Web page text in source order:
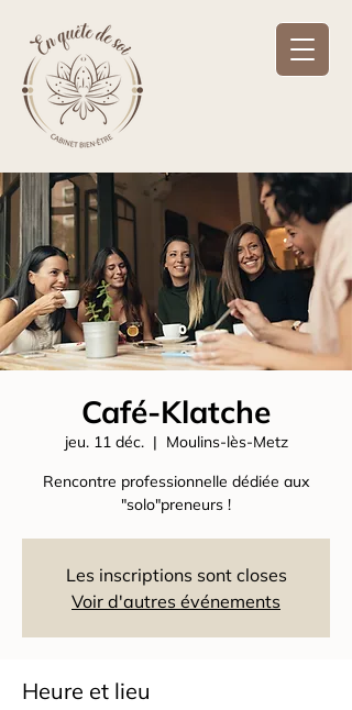
Café-Klatche
jeu. 11 déc.
  |
Moulins-lès-Metz
Rencontre professionnelle dédiée aux
"solo"preneurs !
Les inscriptions sont closes
Voir d'autres événements
Heure et lieu